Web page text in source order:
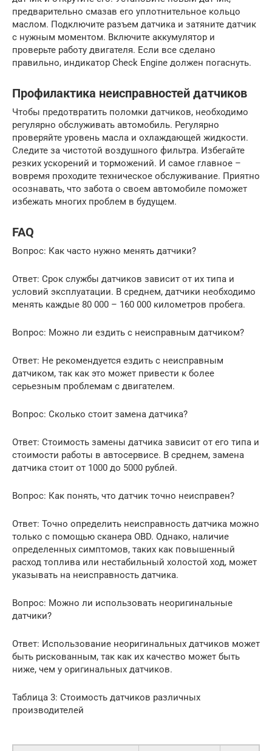
предварительно смазав его уплотнительное кольцо
маслом. Подключите разъем датчика и затяните датчик
с нужным моментом. Включите аккумулятор и
проверьте работу двигателя. Если все сделано
правильно, индикатор Check Engine должен погаснуть.
Профилактика неисправностей датчиков
Чтобы предотвратить поломки датчиков, необходимо
регулярно обслуживать автомобиль. Регулярно
проверяйте уровень масла и охлаждающей жидкости.
Следите за чистотой воздушного фильтра. Избегайте
резких ускорений и торможений. И самое главное –
вовремя проходите техническое обслуживание. Приятно
осознавать, что забота о своем автомобиле поможет
избежать многих проблем в будущем.
FAQ
Вопрос: Как часто нужно менять датчики?
Ответ: Срок службы датчиков зависит от их типа и
условий эксплуатации. В среднем, датчики необходимо
менять каждые 80 000 – 160 000 километров пробега.
Вопрос: Можно ли ездить с неисправным датчиком?
Ответ: Не рекомендуется ездить с неисправным
датчиком, так как это может привести к более
серьезным проблемам с двигателем.
Вопрос: Сколько стоит замена датчика?
Ответ: Стоимость замены датчика зависит от его типа и
стоимости работы в автосервисе. В среднем, замена
датчика стоит от 1000 до 5000 рублей.
Вопрос: Как понять, что датчик точно неисправен?
Ответ: Точно определить неисправность датчика можно
только с помощью сканера OBD. Однако, наличие
определенных симптомов, таких как повышенный
расход топлива или нестабильный холостой ход, может
указывать на неисправность датчика.
Вопрос: Можно ли использовать неоригинальные
датчики?
Ответ: Использование неоригинальных датчиков может
быть рискованным, так как их качество может быть
ниже, чем у оригинальных датчиков.
Таблица 3: Стоимость датчиков различных
производителей